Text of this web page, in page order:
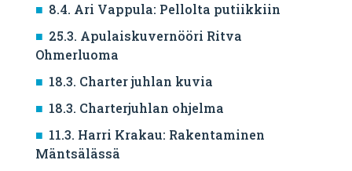
8.4. Ari Vappula: Pellolta putiikkiin
25.3. Apulaiskuvernööri Ritva
Ohmerluoma
18.3. Charter juhlan kuvia
18.3. Charterjuhlan ohjelma
11.3. Harri Krakau: Rakentaminen
Mäntsälässä